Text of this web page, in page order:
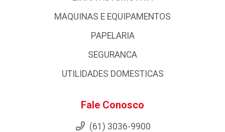
MAQUINAS E EQUIPAMENTOS
PAPELARIA
SEGURANCA
UTILIDADES DOMESTICAS
Fale Conosco
(61) 3036-9900